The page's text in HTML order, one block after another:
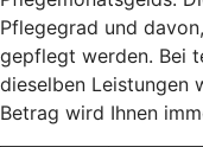
Pflegegrad und
gepflegt werden. Bei
dieselben Leistungen
Betrag wird Ihnen